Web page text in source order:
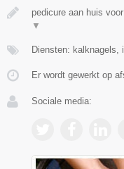
pedicure aan huis
▼
Diensten: kalknagels,
Er wordt gewerkt op
Sociale media: